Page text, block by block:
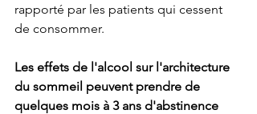
rapporté par les patients qui cessent
de consommer.
Les effets de l'alcool sur l'architecture
du sommeil peuvent prendre de
quelques mois à 3 ans d'abstinence